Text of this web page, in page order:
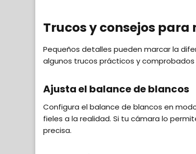
Trucos y consejos
Pequeños detalles pueden marcar la
algunos trucos prácticos y
Ajusta el balance de blancos
Configura el balance de blancos en
fieles a la realidad. Si tu cámara lo
precisa.